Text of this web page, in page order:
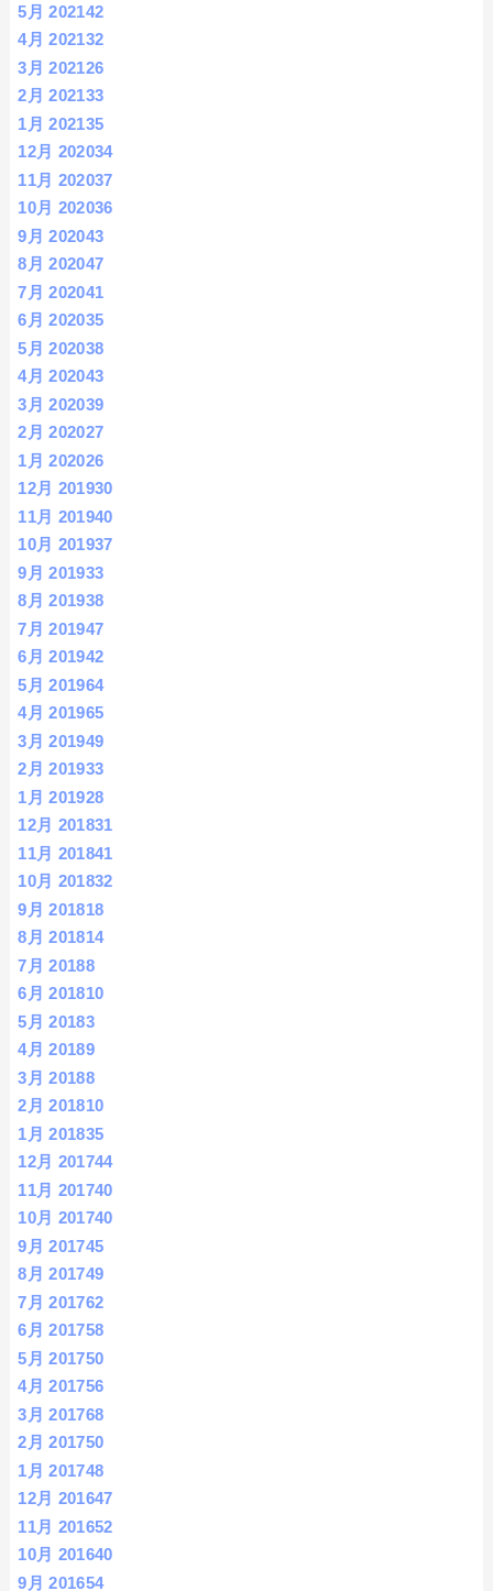
5月 202142
4月 202132
3月 202126
2月 202133
1月 202135
12月 202034
11月 202037
10月 202036
9月 202043
8月 202047
7月 202041
6月 202035
5月 202038
4月 202043
3月 202039
2月 202027
1月 202026
12月 201930
11月 201940
10月 201937
9月 201933
8月 201938
7月 201947
6月 201942
5月 201964
4月 201965
3月 201949
2月 201933
1月 201928
12月 201831
11月 201841
10月 201832
9月 201818
8月 201814
7月 20188
6月 201810
5月 20183
4月 20189
3月 20188
2月 201810
1月 201835
12月 201744
11月 201740
10月 201740
9月 201745
8月 201749
7月 201762
6月 201758
5月 201750
4月 201756
3月 201768
2月 201750
1月 201748
12月 201647
11月 201652
10月 201640
9月 201654